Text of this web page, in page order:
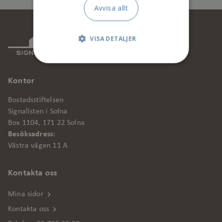
Kontor
Bostadsstiftelsen
Signalisten i Solna
Box 1104, 171 22 Solna
Besöksadress:
Västra vägen 11 A
Kontakta oss
Mina sidor
Kontakta oss
Avvisa allt
VISA DETALJER
Webbplatsen kan inte användas